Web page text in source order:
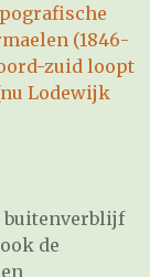
(1846-
zuid loopt
Lodewijk
buitenverblijf
de